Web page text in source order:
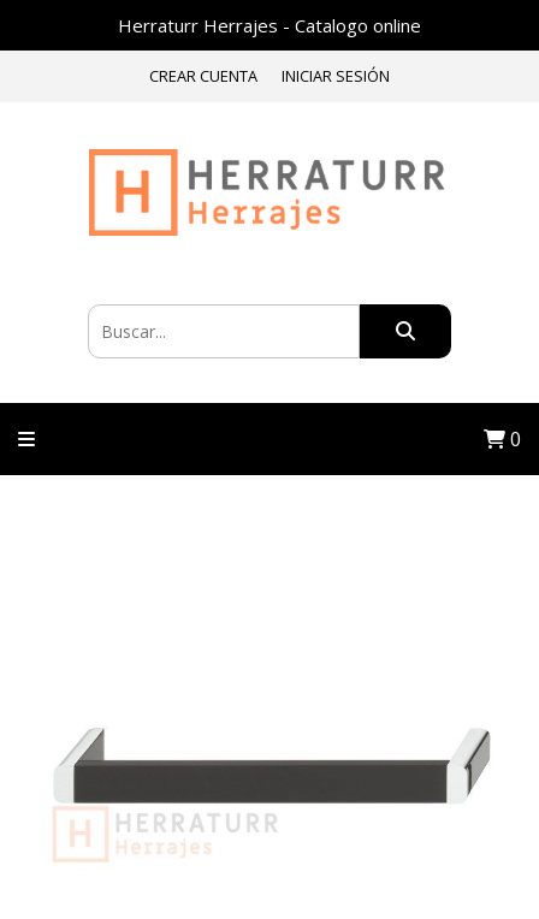
Herraturr Herrajes - Catalogo online
CREAR CUENTA INICIAR SESIÓN
0